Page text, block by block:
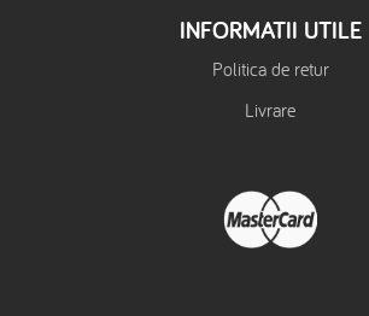
INFORMATII UTILE
Politica de retur
Livrare